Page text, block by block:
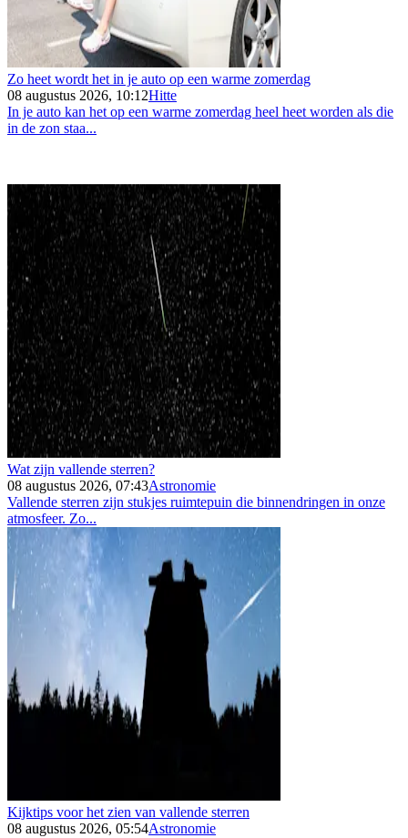
Zo heet wordt het in je auto op een warme zomerdag
08 augustus 2026, 10:12Hitte
In je auto kan het op een warme zomerdag heel heet worden als die
in de zon staa...
Wat zijn vallende sterren?
08 augustus 2026, 07:43Astronomie
Vallende sterren zijn stukjes ruimtepuin die binnendringen in onze
atmosfeer. Zo...
Kijktips voor het zien van vallende sterren
08 augustus 2026, 05:54Astronomie